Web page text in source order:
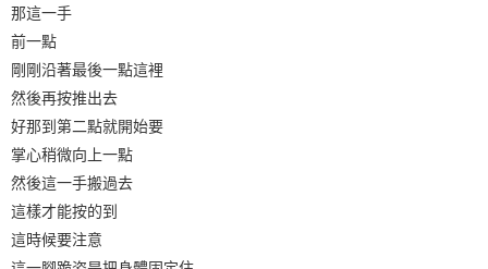
那這一手
前一點
剛剛沿著最後一點這裡
然後再按推出去
好那到第二點就開始要
掌心稍微向上一點
然後這一手搬過去
這樣才能按的到
這時候要注意